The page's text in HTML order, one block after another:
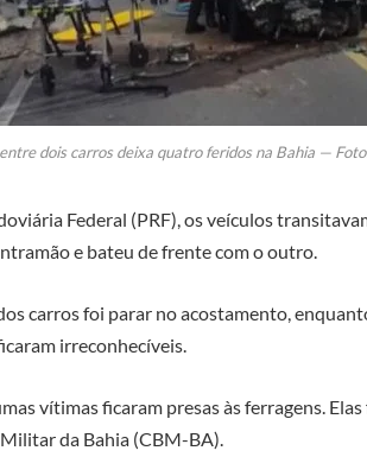
dois carros deixa quatro feridos na Bahia —
Federal (PRF), os veículos
e bateu de frente com o outro.
carros foi parar no acostamento,
irreconhecíveis.
vítimas ficaram presas às ferragens.
da Bahia (CBM-BA).